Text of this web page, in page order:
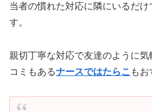
当者の慣れた対応に隣にいるだ
す。
親切丁寧な対応で友達のように
コミもあるナースではたらこ もお